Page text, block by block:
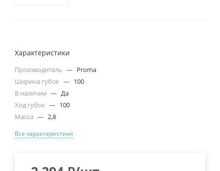
Характеристики
Производитель — Proma
Ширина губок — 100
В наличии — Да
Ход губок — 100
Масса — 2,8
Все характеристики